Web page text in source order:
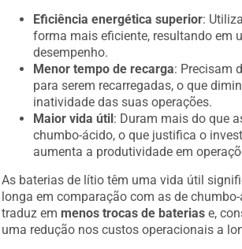
Eficiência energética superior:
forma mais eficiente, resultando em
desempenho.
Menor tempo de recarga: Precisam
para serem recarregadas, o que
inatividade das suas operações.
Maior vida útil : Duram mais do que
chumbo-ácido, o que justifica o
aumenta a produtividade em
As baterias de lítio têm uma vida útil
longa em comparação com as de
traduz em menos trocas de baterias e,
uma redução nos custos operacionais a